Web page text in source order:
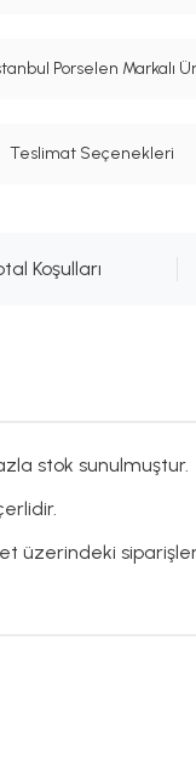
Porselen Markalı
Teslimat Seçenekleri
Koşulları
stok sunulmuştur.
üzerindeki